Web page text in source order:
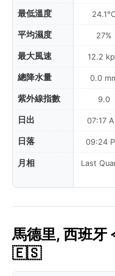
最低溫度
平均濕度
最大風速
總降水量
紫外線指數
日出
日落
月相
27%
12.2
0.0
9.0
07:17
09:24
Last
馬德里, 西班牙
🇪🇸